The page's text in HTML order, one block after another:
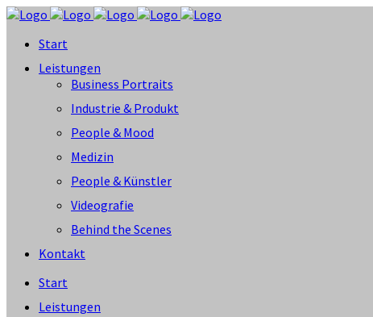
Start
Leistungen
Business Portraits
Industrie & Produkt
People & Mood
Medizin
People & Künstler
Videografie
Behind the Scenes
Kontakt
Start
Leistungen